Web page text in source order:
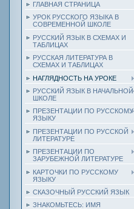
ГЛАВНАЯ СТРАНИЦА
УРОК РУССКОГО ЯЗЫКА В
СОВРЕМЕННОЙ ШКОЛЕ
РУССКИЙ ЯЗЫК В СХЕМАХ И
ТАБЛИЦАХ
РУССКАЯ ЛИТЕРАТУРА В
СХЕМАХ И ТАБЛИЦАХ
НАГЛЯДНОСТЬ НА УРОКЕ
РУССКИЙ ЯЗЫК В НАЧАЛЬНОЙ
ШКОЛЕ
ПРЕЗЕНТАЦИИ ПО РУССКОМУ
ЯЗЫКУ
ПРЕЗЕНТАЦИИ ПО РУССКОЙ
ЛИТЕРАТУРЕ
ПРЕЗЕНТАЦИИ ПО
ЗАРУБЕЖНОЙ ЛИТЕРАТУРЕ
КАРТОЧКИ ПО РУССКОМУ
ЯЗЫКУ
СКАЗОЧНЫЙ РУССКИЙ ЯЗЫК
ЗНАКОМЬТЕСЬ: ИМЯ